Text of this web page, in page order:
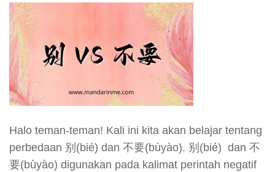
Halo teman-teman! Kali ini kita akan belajar tentang
perbedaan 别(bié) dan 不要(bùyào). 别(bié) dan 不
要(bùyào) digunakan pada kalimat perintah negatif